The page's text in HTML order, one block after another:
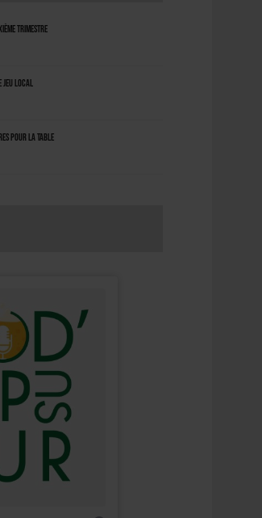
trimestre
jeu local
pour la table